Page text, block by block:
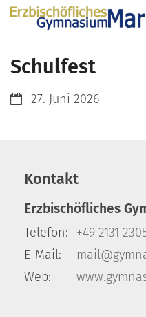
Zum Inhalt springen
Schulfest
Datum:27. Juni 2026
Kontakt
Erzbischöfliches
Telefon:
+49 2131
E-Mail:
Web: